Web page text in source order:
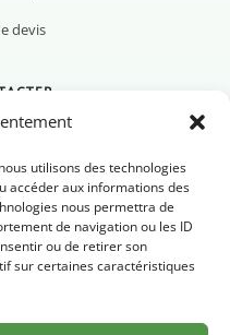
utilisons des technologies
accéder aux informations des
nous permettra de
de navigation ou les ID
ou de retirer son
sur certaines caractéristiques
devis